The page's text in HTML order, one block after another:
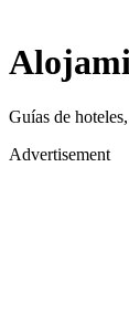
Guías de
Advertisement